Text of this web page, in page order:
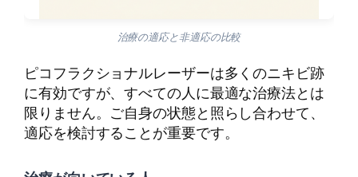
治療の適応と非適応の比較
ピコフラクショナルレーザーは多くのニキビ跡
に有効ですが、すべての人に最適な治療法とは
限りません。ご自身の状態と照らし合わせて、
適応を検討することが重要です。